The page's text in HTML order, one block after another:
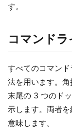
す。
コマンドラ
すべてのコマン
法を用います。
末尾の 3 つのド
示します。両者
意味します。